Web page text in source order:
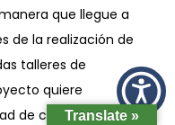
que llegue a
de la realización de
talleres de
quiere
de construirTranslate »